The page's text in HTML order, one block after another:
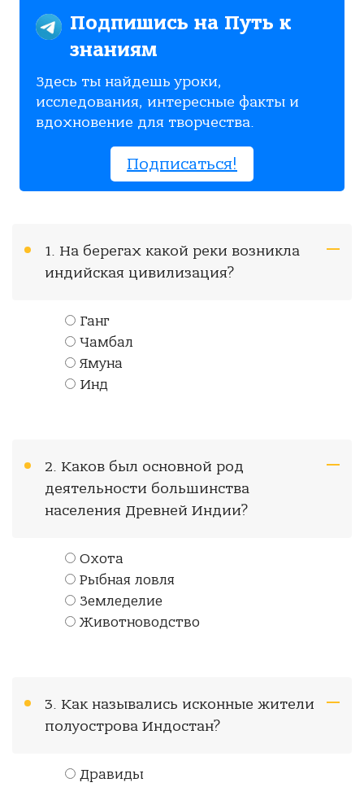
Подпишись на Путь к
знаниям
Здесь ты найдешь уроки,
исследования, интересные факты и
вдохновение для творчества.
Подписаться!
1. На берегах какой реки возникла
индийская цивилизация?
Ганг
Чамбал
Ямуна
Инд
2. Каков был основной род
деятельности большинства
населения Древней Индии?
Охота
Рыбная ловля
Земледелие
Животноводство
3. Как назывались исконные жители
полуострова Индостан?
Дравиды